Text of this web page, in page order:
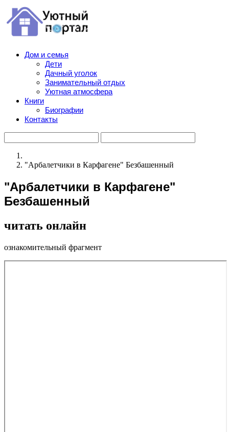
Дом и семья
Дети
Дачный уголок
Занимательный отдых
Уютная атмосфера
Книги
Биографии
Контакты
"Арбалетчики в Карфагене" Безбашенный
"Арбалетчики в Карфагене"
Безбашенный
читать онлайн
ознакомительный фрагмент